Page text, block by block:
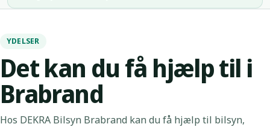
Det kan du få hjælp til i
Brabrand
Hos DEKRA Bilsyn Brabrand kan du få hjælp til bilsyn,